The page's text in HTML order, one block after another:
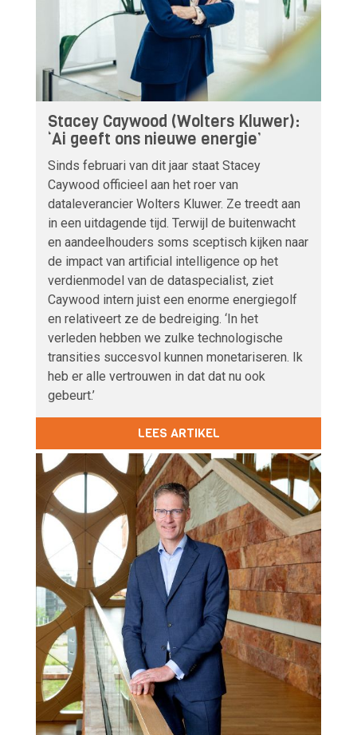
Stacey Caywood (Wolters Kluwer):
‘Ai geeft ons nieuwe energie’
Sinds februari van dit jaar staat Stacey
Caywood officieel aan het roer van
dataleverancier Wolters Kluwer. Ze treedt aan
in een uitdagende tijd. Terwijl de buitenwacht
en aandeelhouders soms sceptisch kijken naar
de impact van artificial intelligence op het
verdienmodel van de dataspecialist, ziet
Caywood intern juist een enorme energiegolf
en relativeert ze de bedreiging. ‘In het
verleden hebben we zulke technologische
transities succesvol kunnen monetariseren. Ik
heb er alle vertrouwen in dat dat nu ook
gebeurt.’
LEES ARTIKEL